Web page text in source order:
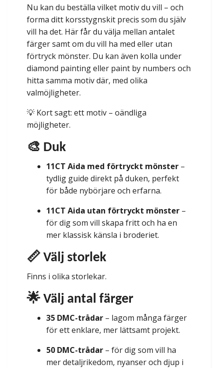
Nu kan du beställa vilket motiv du vill – och
forma ditt korsstygnskit precis som du själv
vill ha det. Här får du välja mellan antalet
färger samt om du vill ha med eller utan
förtryck mönster. Du kan även kolla under
diamond painting eller paint by numbers och
hitta samma motiv där, med olika
valmöjligheter.
💡 Kort sagt: ett motiv – oändliga
möjligheter.
🎨 Duk
11CT Aida med förtryckt mönster –
tydlig guide direkt på duken, perfekt
för både nybörjare och erfarna.
11CT Aida utan förtryckt mönster –
för dig som vill skapa fritt och ha en
mer klassisk känsla i broderiet.
📏 Välj storlek
Finns i olika storlekar.
🌟 Välj antal färger
35 DMC-trådar – lagom många färger
för ett enklare, mer lättsamt projekt.
50 DMC-trådar – för dig som vill ha
mer detaljrikedom, nyanser och djup i